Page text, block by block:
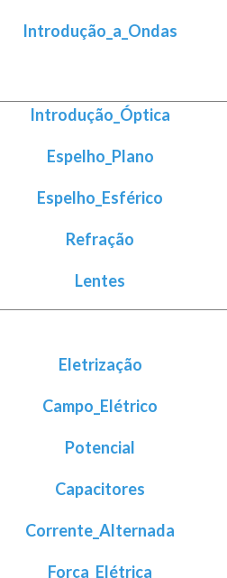
Introdução_a_Ondas
Introdução_Óptica
Espelho_Plano
Espelho_Esférico
Refração
Lentes
Eletrização
Campo_Elétrico
Potencial
Capacitores
Corrente_Alternada
Força_Elétrica